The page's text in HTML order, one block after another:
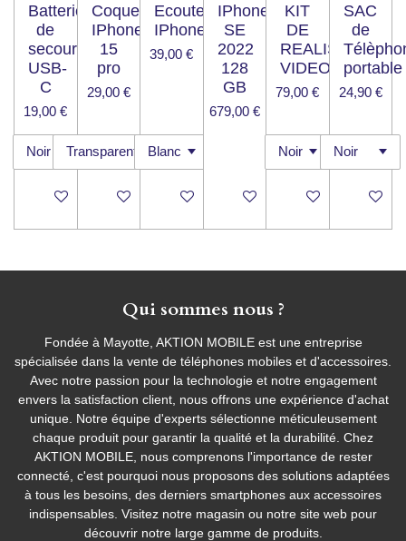
Batterie
de
secours
USB-
C
19,00 €
Ajouter au panier
Coque
IPhone
15
pro
29,00 €
Ajouter au panier
Ecouteur
IPhone
39,00 €
Ajouter au panier
IPhone
SE
2022
128
GB
679,00 €
Ajouter au panier
KIT
DE
REALISATION
VIDEO
79,00 €
Ajouter au panier
SAC
de
portable
24,90 €
Ajouter
Qui sommes nous ?
Fondée à Mayotte, AKTION MOBILE est une entreprise
spécialisée dans la vente de téléphones mobiles et d'accessoires.
Avec notre passion pour la technologie et notre engagement
envers la satisfaction client, nous offrons une expérience d'achat
unique. Notre équipe d'experts sélectionne méticuleusement
chaque produit pour garantir la qualité et la durabilité. Chez
AKTION MOBILE, nous comprenons l'importance de rester
connecté, c'est pourquoi nous proposons des solutions adaptées
à tous les besoins, des derniers smartphones aux accessoires
indispensables. Visitez notre magasin ou notre site web pour
découvrir notre large gamme de produits.